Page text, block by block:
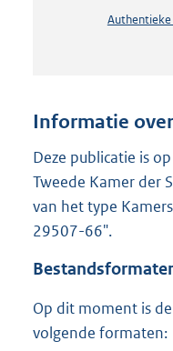
Authentieke
Informatie
Deze publicatie is
Tweede Kamer der
van het type
29507-66".
Op dit moment is
volgende formaten: